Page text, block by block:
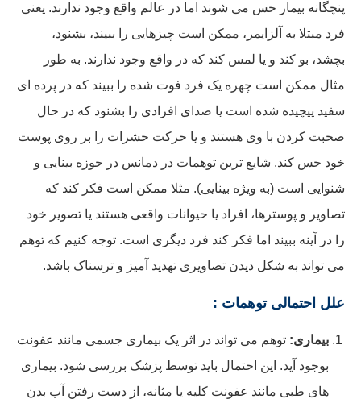
پنچگانه بیمار حس می شوند اما در عالم واقع وجود ندارند. یعنی
فرد مبتلا به آلزایمر، ممکن است چیزهایی را ببیند، بشنود،
بچشد، بو کند و یا لمس کند که در واقع وجود ندارند. به طور
مثال ممکن است چهره یک فرد فوت شده را ببیند که در پرده ای
سفید پیچیده شده است یا صدای افرادی را بشنود که در حال
صحبت کردن با وی هستند و یا حرکت حشرات را بر روی پوست
خود حس کند. شایع ترین توهمات در دمانس در حوزه بینایی و
شنوایی است (به ویژه بینایی). مثلا ممکن است فکر کند که
تصاویر و پوسترها، افراد یا حیوانات واقعی هستند یا تصویر خود
را در آینه ببیند اما فکر کند فرد دیگری است. توجه کنیم که توهم
می تواند به شکل دیدن تصاویری تهدید آمیز و ترسناک باشد.
علل احتمالی توهمات :
بیماری: توهم می تواند در اثر یک بیماری جسمی مانند عفونت
بوجود آید. این احتمال باید توسط پزشک بررسی شود. بیماری
های طبی مانند عفونت کلیه یا مثانه، از دست رفتن آب بدن